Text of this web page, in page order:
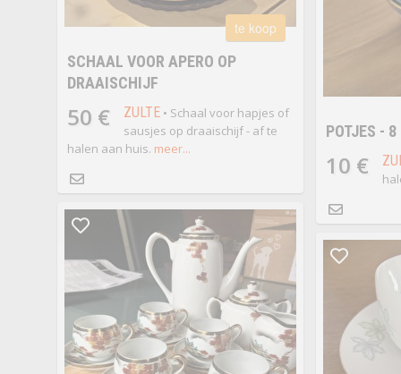
POTJES - 8
10 €
te koop
SCHAAL VOOR APERO OP
DRAAISCHIJF
50 € ZULTE• Schaal voor hapjes of
sausjes op draaischijf - af te
halen aan huis. meer...